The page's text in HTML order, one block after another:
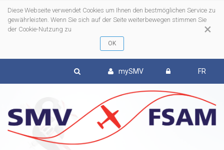
×
Diese Webseite verwendet Cookies um Ihnen den bestmöglichen Service zu
gewährleisten. Wenn Sie sich auf der Seite weiterbewegen stimmen Sie
der Cookie-Nutzung zu
mySMV FR